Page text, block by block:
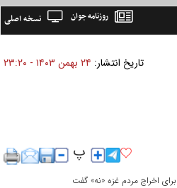
نسخه اصلی روزنامه جوان
تاریخ انتشار: ۲۴ بهمن ۱۴۰۳ - ۲۳:۲۰
اخراج مردم غزه «نه» گفت